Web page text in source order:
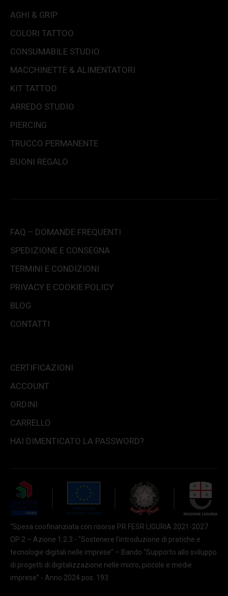
AGHI & GRIP
COLORI TATTOO
CONSUMABILE STUDIO
MACCHINETTE & ALIMENTATORI
KIT TATTOO
ARREDO STUDIO
PIERCING
TRUCCO PERMANENTE
BUONI REGALO
FAQ – DOMANDE FREQUENTI
SPEDIZIONE E CONSEGNA
TERMINI E CONDIZIONI
PRIVACY E COOKIE POLICY
BLOG
CONTATTI
CERTIFICAZIONI
ACCOUNT
ORDINI
CARRELLO
HAI DIMENTICATO LA PASSWORD?
“Spesa coofinanziata con risorse PR FESR LIGURIA 2021-2027
OP 2 – Azione 1.2.3 - "Sostenere l'introduzione di pratiche e
tecnologie digitali nelle imprese” – Bando “Supporto allo sviluppo
di progetti di digitalizzazione nelle micro, piccole e medie
imprese” - Anno 2024 pos. 193